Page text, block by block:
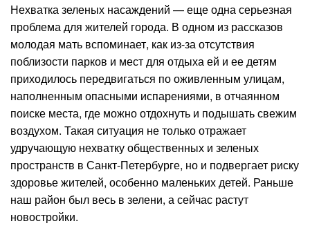
Нехватка зеленых насаждений — еще одна серьезная
проблема для жителей города. В одном из рассказов
молодая мать вспоминает, как из-за отсутствия
поблизости парков и мест для отдыха ей и ее детям
приходилось передвигаться по оживленным улицам,
наполненным опасными испарениями, в отчаянном
поиске места, где можно отдохнуть и подышать свежим
воздухом. Такая ситуация не только отражает
удручающую нехватку общественных и зеленых
пространств в Санкт-Петербурге, но и подвергает риску
здоровье жителей, особенно маленьких детей. Раньше
наш район был весь в зелени, а сейчас растут
новостройки.